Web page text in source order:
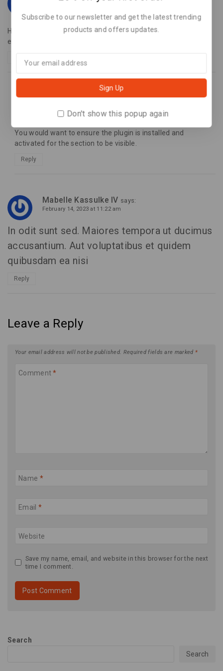
Harum et libero debitis ea aspernatur vel est. Vel ab enim
eveniet earum
Admin says:
You would want to ensure the plugin is installed and
activated for the section to be visible.
Reply
Mabelle Kassulke IV says:
February 14, 2023 at 11:22 am
In odit sunt sed. Maiores tempora ut ducimus
accusantium. Aut voluptatibus et quidem
quibusdam ea nisi
Reply
Leave a Reply
Your email address will not be published. Required fields are marked *
Comment*
Name *
Email *
Website
Save my name, email, and website in this browser for the next
time I comment.
Search
Search
Subscribe to our newsletter and get the latest trending
products and offers updates.
Don't show this popup again